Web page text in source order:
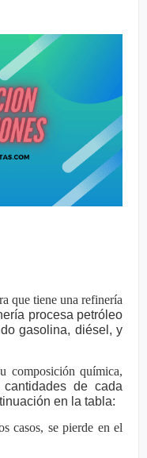
que tiene una refinería
procesa petróleo
gasolina, diésel, y
composición química,
cantidades de cada
en la tabla:
casos, se pierde en el